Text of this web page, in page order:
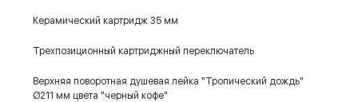
Керамический картридж 35 мм
Трехпозиционный картриджный переключатель
Верхняя поворотная душевая лейка "Тропический дождь"
Ø211 мм цвета "черный кофе"